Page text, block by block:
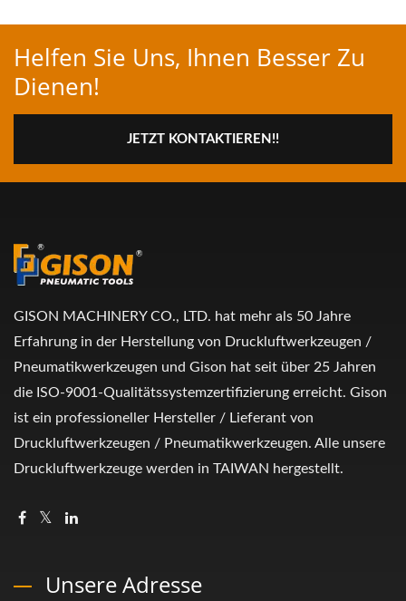
Helfen Sie Uns, Ihnen Besser Zu
Dienen!
JETZT KONTAKTIEREN!!
GISON MACHINERY CO., LTD. hat mehr als 50 Jahre
Erfahrung in der Herstellung von Druckluftwerkzeugen /
Pneumatikwerkzeugen und Gison hat seit über 25 Jahren
die ISO-9001-Qualitätssystemzertifizierung erreicht. Gison
ist ein professioneller Hersteller / Lieferant von
Druckluftwerkzeugen / Pneumatikwerkzeugen. Alle unsere
Druckluftwerkzeuge werden in TAIWAN hergestellt.
Unsere Adresse